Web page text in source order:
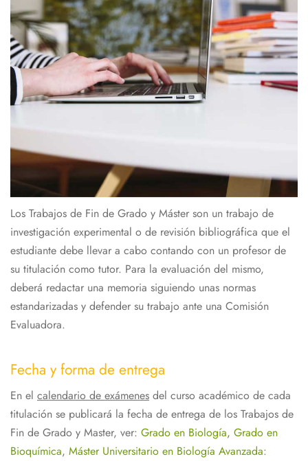
Los Trabajos de Fin de Grado y Máster son un trabajo de
investigación experimental o de revisión bibliográfica que el
estudiante debe llevar a cabo contando con un profesor de
su titulación como tutor. Para la evaluación del mismo,
deberá redactar una memoria siguiendo unas normas
estandarizadas y defender su trabajo ante una Comisión
Evaluadora.
Fecha y forma de entrega
En el calendario de exámenes del curso académico de cada
titulación se publicará la fecha de entrega de los Trabajos de
Fin de Grado y Master, ver: Grado en Biología, Grado en
Bioquímica, Máster Universitario en Biología Avanzada: